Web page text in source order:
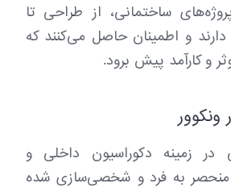
ساختمانی، از طراحی تا
و اطمینان حاصل می‌کنند که
و کارآمد پیش برود.
ونکوور
در زمینه دکوراسیون داخلی و
منحصر به فرد و شخصی‌سازی شده